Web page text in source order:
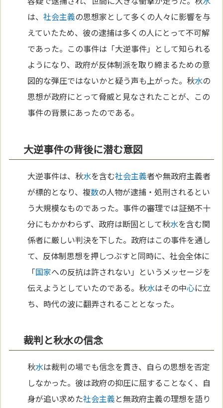
は、社会主義の思想家として多くの人々に影響を与
えていたため、彼の逮捕は多くの人にとって不可解
であった。この事件は「大逆事件」として知られる
ようになり、政府が反体制派を取り締まるための意
図的な弾圧ではないかと疑う声も上がった。秋水の
思想が政府にとって脅威と見なされたことが、この
事件の背景にあったのである。
大逆事件の背後に潜む意図
大逆事件は、秋水を含む社会主義者や無政府主義者
が標的となり、複数の人物が逮捕・処刑されるとい
う大規模なものであった。事件の審理では証拠不十
分にもかかわらず、政府は断固として秋水を含む関
係者に厳しい判決を下した。政府はこの事件を通し
て、反体制思想を押しつぶすと同時に、社会全体に
「国家への反抗は許されない」というメッセージを
伝えようとしていたのである。秋水はその中心に立
ち、時代の波に翻弄されることとなった。
裁判と秋水の信念
秋水は裁判の場でも信念を貫き、自らの思想を否定
しなかった。彼は政府の抑圧に屈することなく、自
身が追い求めた社会主義と無政府主義の理想を語り